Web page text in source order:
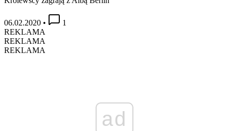
06.02.2020 •
1
REKLAMA
REKLAMA
REKLAMA
ad